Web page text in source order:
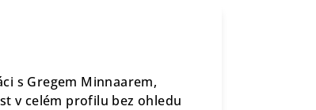
s Gregem Minnaarem,
v celém profilu bez ohledu